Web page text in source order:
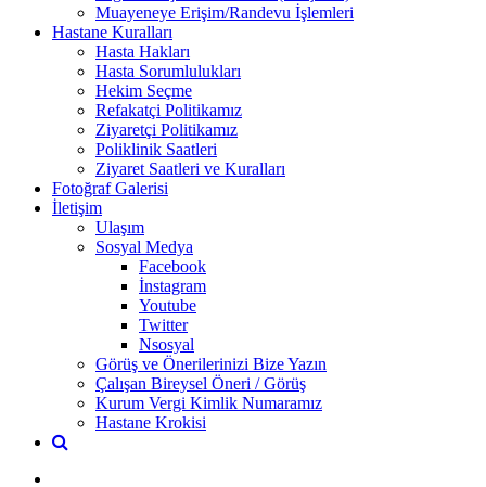
Muayeneye Erişim/Randevu İşlemleri
Hastane Kuralları
Hasta Hakları
Hasta Sorumlulukları
Hekim Seçme
Refakatçi Politikamız
Ziyaretçi Politikamız
Poliklinik Saatleri
Ziyaret Saatleri ve Kuralları
Fotoğraf Galerisi
İletişim
Ulaşım
Sosyal Medya
Facebook
İnstagram
Youtube
Twitter
Nsosyal
Görüş ve Önerilerinizi Bize Yazın
Çalışan Bireysel Öneri / Görüş
Kurum Vergi Kimlik Numaramız
Hastane Krokisi